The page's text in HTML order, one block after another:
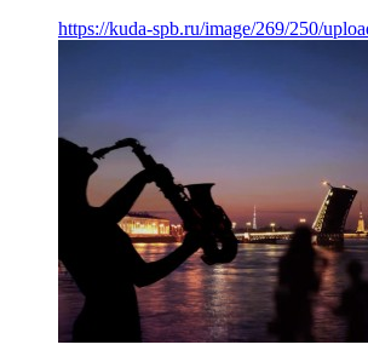
https://kuda-spb.ru/image/269/250/